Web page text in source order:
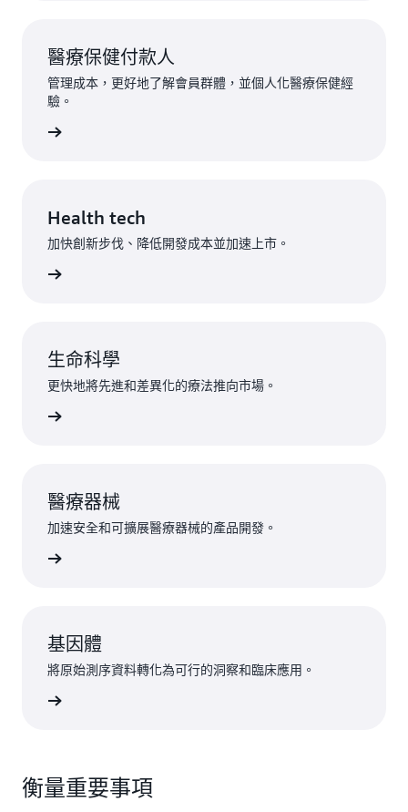
醫療保健付款人
管理成本，更好地了解會員群體，並個人化醫療保健經
驗。
Health tech
加快創新步伐、降低開發成本並加速上市。
生命科學
更快地將先進和差異化的療法推向市場。
醫療器械
加速安全和可擴展醫療器械的產品開發。
基因體
將原始測序資料轉化為可行的洞察和臨床應用。
衡量重要事項